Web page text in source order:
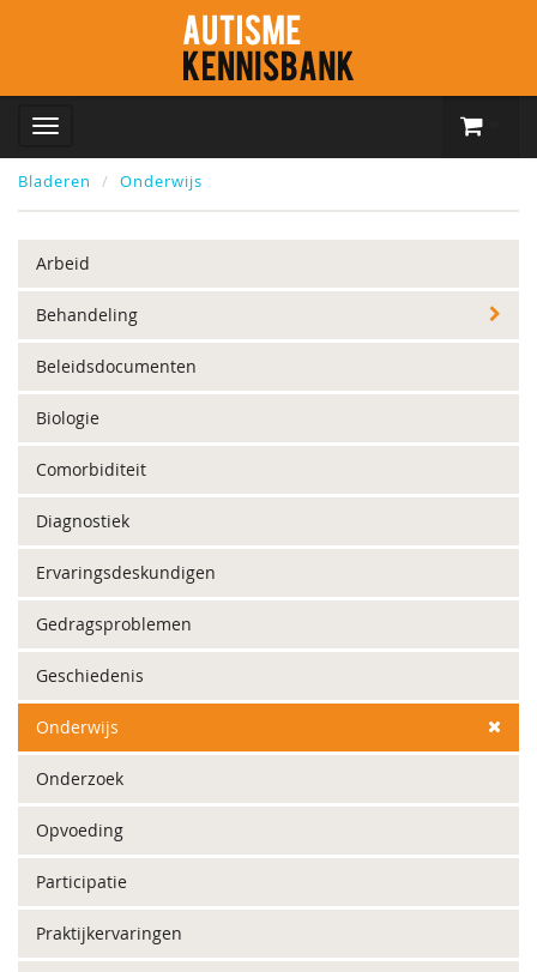
Bladeren Onderwijs
Arbeid
Behandeling
Beleidsdocumenten
Biologie
Comorbiditeit
Diagnostiek
Ervaringsdeskundigen
Gedragsproblemen
Geschiedenis
Onderwijs
Onderzoek
Opvoeding
Participatie
Praktijkervaringen